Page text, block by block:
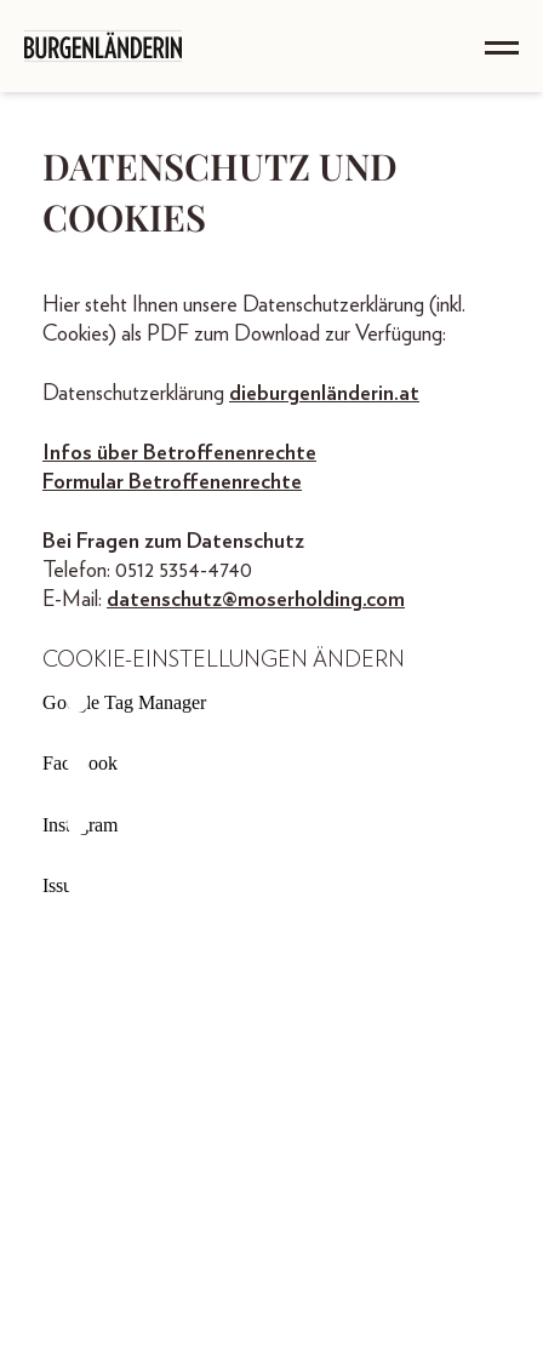
DATENSCHUTZ UND
COOKIES
Hier steht Ihnen unsere Datenschutzerklärung (inkl.
Cookies) als PDF zum Download zur Verfügung:
Datenschutzerklärung dieburgenländerin.at
Infos über Betroffenenrechte
Formular Betroffenenrechte
Bei Fragen zum Datenschutz
Telefon: 0512 5354-4740
E-Mail: datenschutz@moserholding.com
COOKIE-EINSTELLUNGEN ÄNDERN
Google Tag Manager
Facebook
Instagram
Issuu